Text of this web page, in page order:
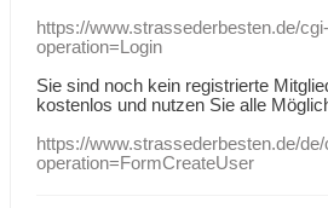
https://www.strassederbesten.de/
operation=Login
Sie sind noch kein registrierte
kostenlos und nutzen Sie alle
https://www.strassederbesten.de/
operation=FormCreateUser